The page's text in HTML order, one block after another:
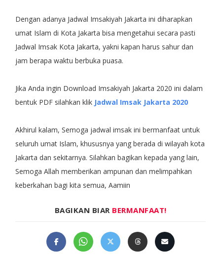
Dengan adanya Jadwal Imsakiyah Jakarta ini diharapkan
umat Islam di Kota Jakarta bisa mengetahui secara pasti
Jadwal Imsak Kota Jakarta, yakni kapan harus sahur dan
jam berapa waktu berbuka puasa.
Jika Anda ingin Download Imsakiyah Jakarta 2020 ini dalam
bentuk PDF silahkan klik Jadwal Imsak Jakarta 2020
Akhirul kalam, Semoga jadwal imsak ini bermanfaat untuk
seluruh umat Islam, khususnya yang berada di wilayah kota
Jakarta dan sekitarnya. Silahkan bagikan kepada yang lain,
Semoga Allah memberikan ampunan dan melimpahkan
keberkahan bagi kita semua, Aamiin
BAGIKAN BIAR BERMANFAAT!